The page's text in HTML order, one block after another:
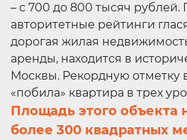
– с 700 до 800 тысяч рублей.
авторитетные рейтинги
дорогая жилая
аренды, находится в
Москвы. Рекордную отметку
«побила» квартира в трех
Площадь этого объекта
более 300 квадратных